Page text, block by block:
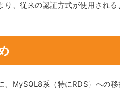
り、従来の認証方式が使用され
、MySQL8系（特にRDS）への